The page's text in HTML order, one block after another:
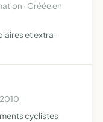
· Créée en
et extra-
cyclistes